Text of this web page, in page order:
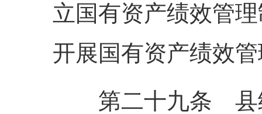
立国有资产绩效管
开展国有资产绩效
第二十九条 县级